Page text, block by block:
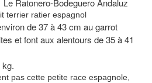
Le Ratonero-Bodeguero Andaluz
terrier ratier espagnol
de 37 à 43 cm au garrot
et font aux alentours de 35 à 41
pas cette petite race espagnole,